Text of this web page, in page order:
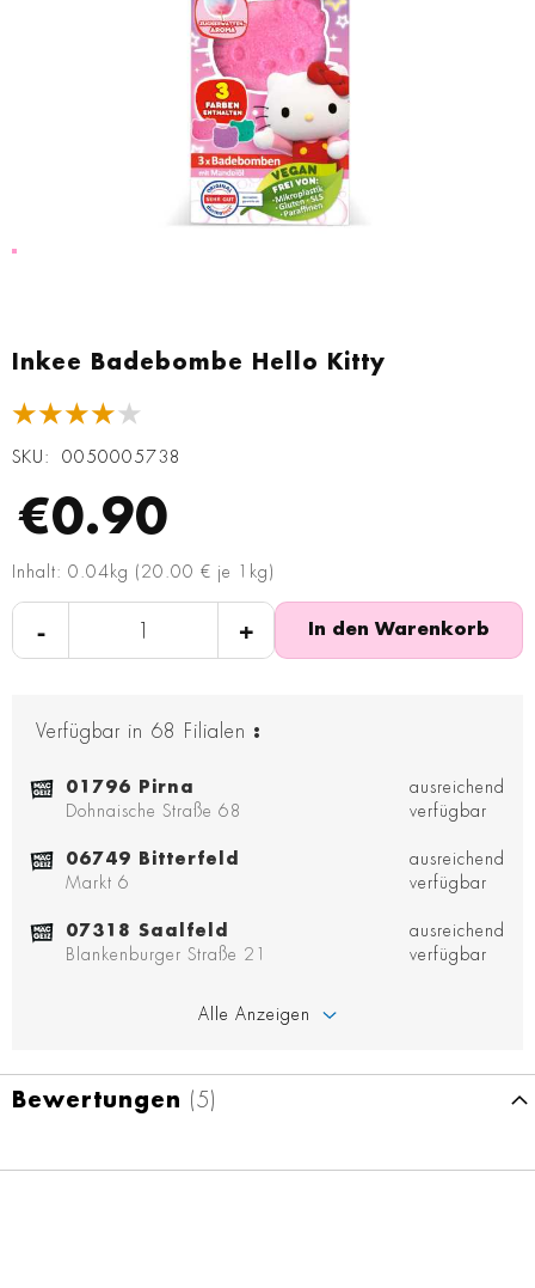
Inkee Badebombe Hello Kitty
★★★★★
SKU 0050005738
€0.90
Inhalt: 0.04kg (20.00 € je 1kg)
- + In den Warenkorb
Verfügbar in 68 Filialen :
01796 Pirna
Dohnaische Straße 68
ausreichend
verfügbar
06749 Bitterfeld
Markt 6
ausreichend
verfügbar
07318 Saalfeld
Blankenburger Straße 21
ausreichend
verfügbar
Alle Anzeigen
Anfang
Bildgalerie
Bewertungen 5